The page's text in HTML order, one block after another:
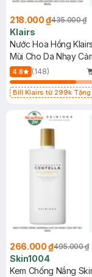
218.000 ₫435.000 ₫
Klairs
Nước Hoa Hồng
Mùi Cho Da Nhạy
4.8 (148)
Bill Klairs từ 299k Tặng
25ml (SL Có Hạn)
266.000 ₫495.000 ₫
Skin1004
Kem Chống Nắng